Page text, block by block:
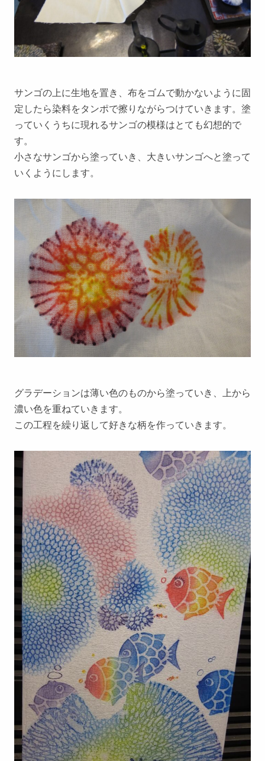
サンゴの上に生地を置き、布をゴムで動かないように固
定したら染料をタンポで擦りながらつけていきます。塗
っていくうちに現れるサンゴの模様はとても幻想的で
す。
小さなサンゴから塗っていき、大きいサンゴへと塗って
いくようにします。
グラデーションは薄い色のものから塗っていき、上から
濃い色を重ねていきます。
この工程を繰り返して好きな柄を作っていきます。